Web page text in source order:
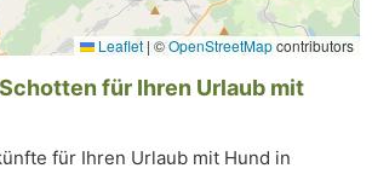
Leaflet | ©OpenStreetMapcontributors
für Ihren Urlaub mit
für Ihren Urlaub mit Hund in